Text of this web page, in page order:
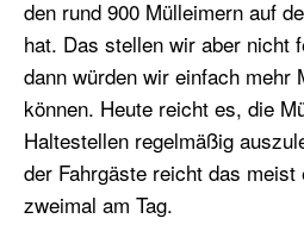
den rund 900 Mülleimern auf
hat. Das stellen wir aber nicht
dann würden wir einfach mehr
können. Heute reicht es, die
Haltestellen regelmäßig
der Fahrgäste reicht das meist
zweimal am Tag.